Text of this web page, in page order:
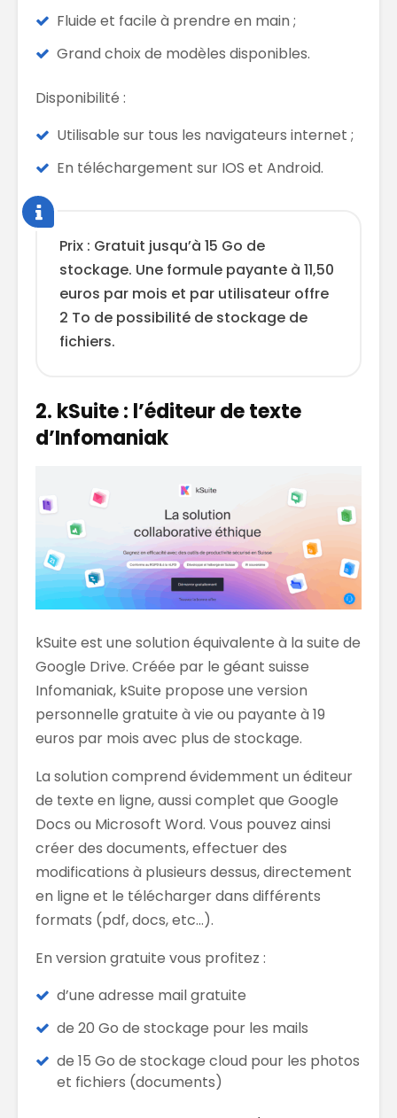
Fluide et facile à prendre en main ;
Grand choix de modèles disponibles.
Disponibilité :
Utilisable sur tous les navigateurs internet ;
En téléchargement sur IOS et Android.
Prix : Gratuit jusqu’à 15 Go de
stockage. Une formule payante à 11,50
euros par mois et par utilisateur offre
2 To de possibilité de stockage de
fichiers.
2. kSuite : l’éditeur de texte
d’Infomaniak
kSuite est une solution équivalente à la suite de
Google Drive. Créée par le géant suisse
Infomaniak, kSuite propose une version
personnelle gratuite à vie ou payante à 19
euros par mois avec plus de stockage.
La solution comprend évidemment un éditeur
de texte en ligne, aussi complet que Google
Docs ou Microsoft Word. Vous pouvez ainsi
créer des documents, effectuer des
modifications à plusieurs dessus, directement
en ligne et le télécharger dans différents
formats (pdf, docs, etc…).
En version gratuite vous profitez :
d’une adresse mail gratuite
de 20 Go de stockage pour les mails
de 15 Go de stockage cloud pour les photos
et fichiers (documents)